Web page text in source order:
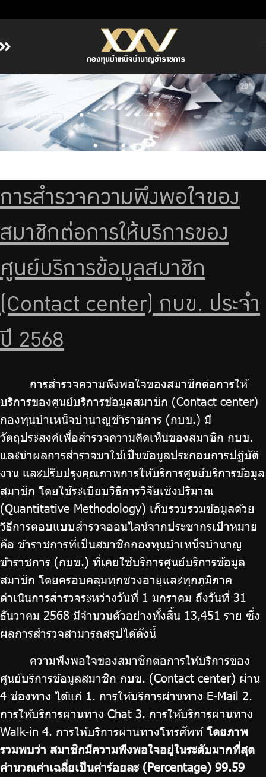
หน้าหลัก
เกี่ยวกับ กบข.
บริการสมาชิก
การบริหารความเสี่ยง
รายงานผลการดำเนินงาน
ข่าวสารและกิจกรรม
บริการเจ้าหน้าที่ส่วนราชการ
ร่วมงานกับเรา
การสำรวจความพึงพอใจของ
สมาชิกต่อการให้บริการของ
ศูนย์บริการข้อมูลสมาชิก
(Contact center) กบข. ประจำ
ปี 2568
การสำรวจความพึงพอใจของสมาชิกต่อการให้
บริการของศูนย์บริการข้อมูลสมาชิก (Contact center)
กองทุนบำเหน็จบำนาญข้าราชการ (กบข.) มี
วัตถุประสงค์เพื่อสำรวจความคิดเห็นของสมาชิก กบข.
และนำผลการสำรวจมาใช้เป็นข้อมูลประกอบการปฏิบัติ
งาน และปรับปรุงคุณภาพการให้บริการศูนย์บริการข้อมูล
สมาชิก โดยใช้ระเบียบวิธีการวิจัยเชิงปริมาณ
(Quantitative Methodology) เก็บรวบรวมข้อมูลด้วย
วิธีการตอบแบบสำรวจออนไลน์จากประชากรเป้าหมาย
คือ ข้าราชการที่เป็นสมาชิกกองทุนบำเหน็จบำนาญ
ข้าราชการ (กบข.) ที่เคยใช้บริการศูนย์บริการข้อมูล
สมาชิก โดยครอบคลุมทุกช่วงอายุและทุกภูมิภาค
ดำเนินการสำรวจระหว่างวันที่ 1 มกราคม ถึงวันที่ 31
ธันวาคม 2568 มีจำนวนตัวอย่างทั้งสิ้น 13,451 ราย ซึ่ง
ผลการสำรวจสามารถสรุปได้ดังนี้
ความพึงพอใจของสมาชิกต่อการให้บริการของ
ศูนย์บริการข้อมูลสมาชิก กบข. (Contact center) ผ่าน
4 ช่องทาง ได้แก่ 1. การให้บริการผ่านทาง E-Mail 2.
การให้บริการผ่านทาง Chat 3. การให้บริการผ่านทาง
Walk-in 4. การให้บริการผ่านทางโทรศัพท์ โดยภาพ
รวมพบว่า สมาชิกมีความพึงพอใจอยู่ในระดับมากที่สุด
คำนวณค่าเฉลี่ยเป็นค่าร้อยละ (Percentage) 99.59